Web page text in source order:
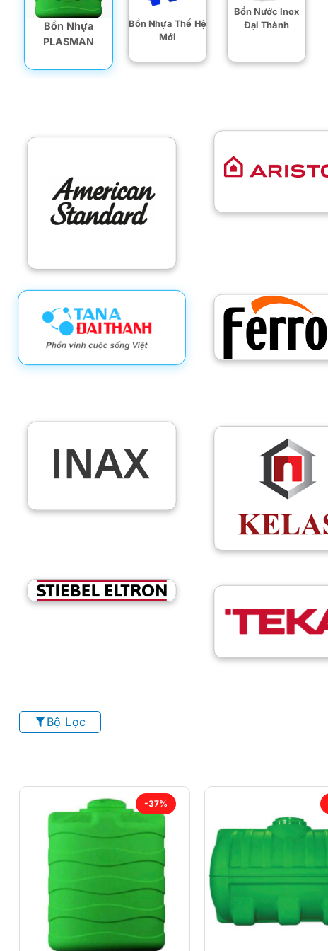
Bồn Nhựa
PLASMAN
Bồn Nhựa Thế Hệ
Mới
Bồn Nước Inox
Đại Thành
Bộ Lọc
-37%